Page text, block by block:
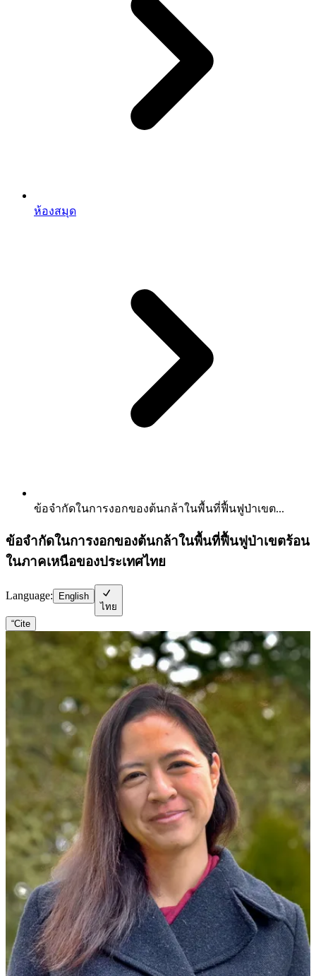
ห้องสมุด
ข้อจำกัดในการงอกของต้นกล้าในพื้นที่ฟื้นฟูป่าเขต...
ข้อจำกัดในการงอกของต้นกล้าในพื้นที่ฟื้นฟูป่าเขตร้อน
ในภาคเหนือของประเทศไทย
Language:
English
ไทย
“Cite